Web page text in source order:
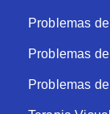
Problemas
Problemas
Problemas